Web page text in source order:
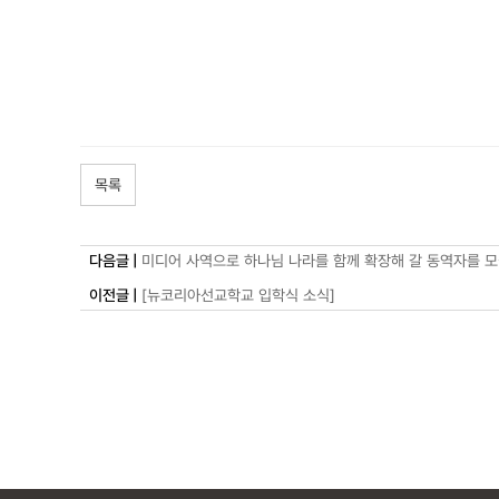
목록
다음글 | 미디어 사역으로 하나님 나라를 함께 확장해 갈 동역자를
이전글 | [뉴코리아선교학교 입학식 소식]